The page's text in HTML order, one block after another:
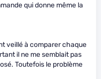
qui donne même la
veillé à comparer chaque
il ne me semblait pas
Toutefois le problème